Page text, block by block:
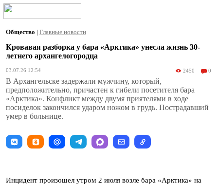
Общество | Главные новости
Кровавая разборка у бара «Арктика» унесла жизнь 30-
летнего архангелогородца
03.07.26 12:54 2450 0
В Архангельске задержали мужчину, который,
предположительно, причастен к гибели посетителя бара
«Арктика». Конфликт между двумя приятелями в ходе
посиделок закончился ударом ножом в грудь. Пострадавший
умер в больнице.
Инцидент произошел утром 2 июля возле бара «Арктика» на